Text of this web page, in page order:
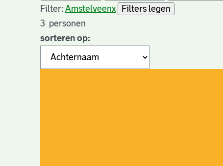
Filter: Amstelveenx
Filters legen
3 personen
sorteren op: